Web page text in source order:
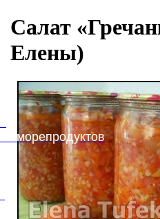
и морепродуктов
Салат
Елены)